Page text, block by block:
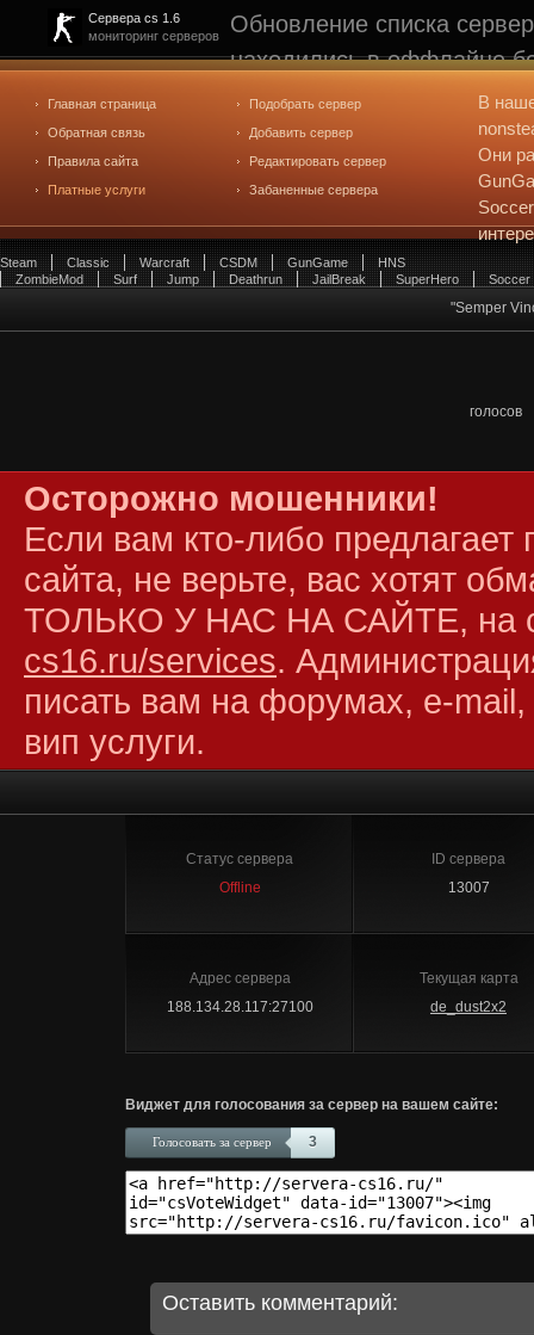
Сервера cs 1.6
мониторинг серверов
Обновление списка
находились в оффлайне
рейтинге не участвуют.
редактирования
.
Главная страница
Обратная связь
Правила сайта
Платные услуги
Подобрать сервер
Добавить сервер
Редактировать сервер
Забаненные сервера
В
Они
Steam Classic Warcraft CSDM GunGame
HNS
ZombieMod
Surf Jump Deathrun JailBreak SuperHero Soccer
"Semper
голосов
Осторожно мошенники!
Если вам кто-либо
сайта, не верьте, вас хотят
ТОЛЬКО У НАС НА САЙТЕ, на
cs16.ru/services.
писать вам на форумах, e-mail,
вип услуги.
Статус сервера
Offline
ID сервера
13007
Адрес сервера
188.134.28.117:27100
Текущая карта
de_dust2x2
Виджет для голосования за сервер на вашем сайте:
3
Голосовать за сервер
Оставить комментарий: